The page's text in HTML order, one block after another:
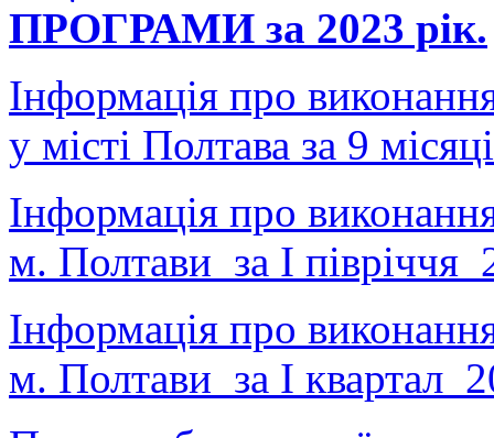
ПРОГРАМИ за 2023 рік.
Інформація про
у місті Полтава за 9
Інформація про
м. Полтави за І півріччя
Інформація про
м. Полтави за І квартал